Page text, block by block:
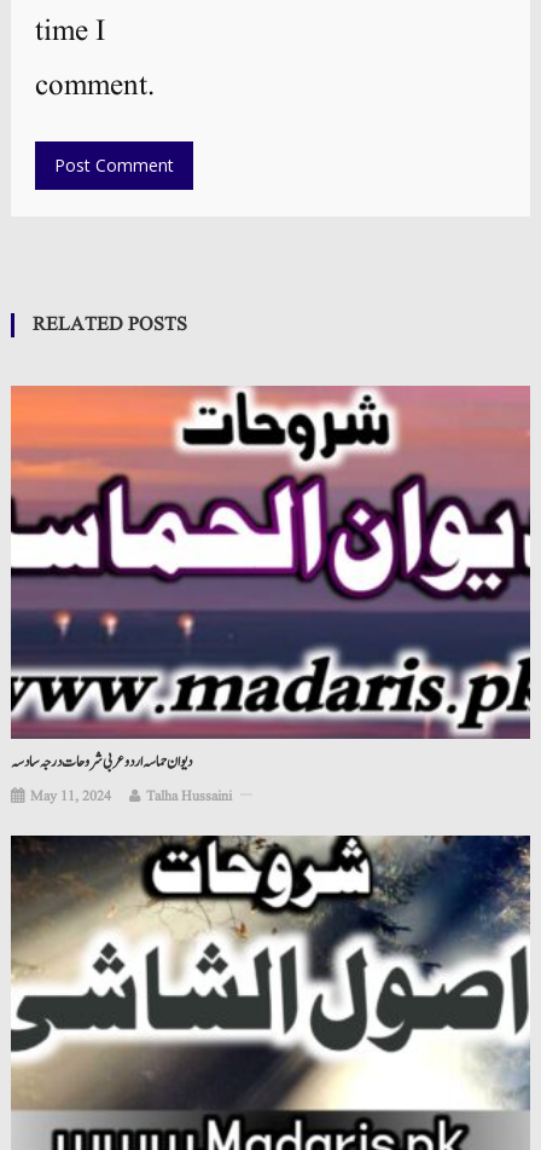
time I
comment.
RELATED POSTS
دیوان حماسہ اردو عربی شروحات درجہ سادسہ
May 11, 2024 Talha Hussaini